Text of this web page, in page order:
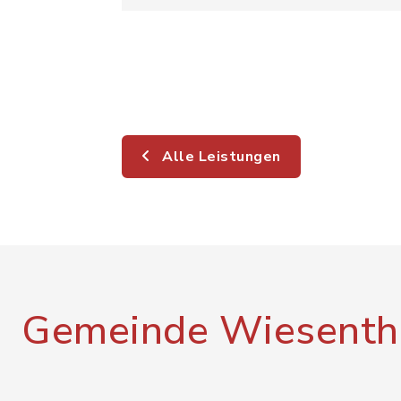
Alle Leistungen
Gemeinde